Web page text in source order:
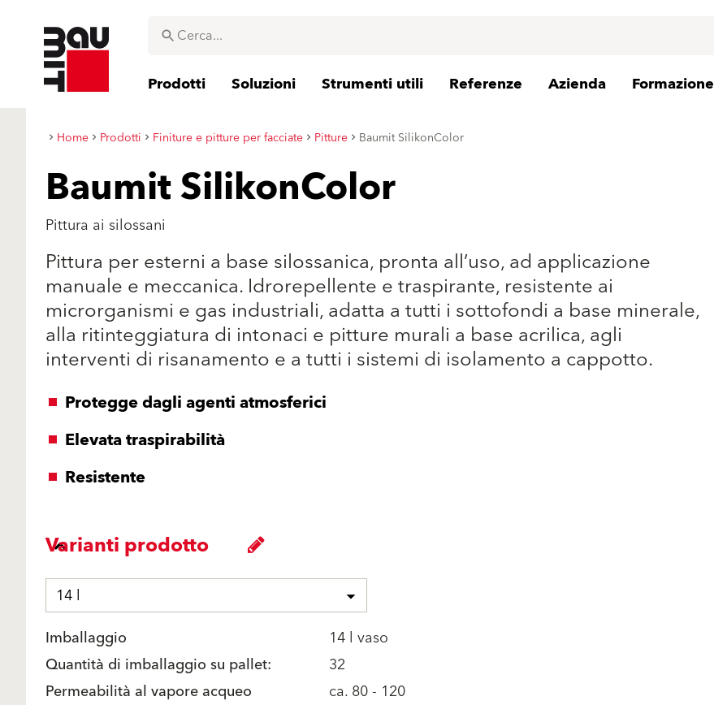
Prodotti Soluzioni Strumenti utili Referenze Azienda Formazione
Home Prodotti Finiture e pitture per facciate Pitture Baumit SilikonColor
Baumit SilikonColor
Pittura ai silossani
Pittura per esterni a base silossanica, pronta all’uso, ad applicazione
manuale e meccanica. Idrorepellente e traspirante, resistente ai
microrganismi e gas industriali, adatta a tutti i sottofondi a base minerale,
alla ritinteggiatura di intonaci e pitture murali a base acrilica, agli
interventi di risanamento e a tutti i sistemi di isolamento a cappotto.
Protegge dagli agenti atmosferici
Elevata traspirabilità
Resistente
Varianti prodotto
14 l
Imballaggio
14 l vaso
Quantità di imballaggio su pallet:
32
Permeabilità al vapore acqueo
ca. 80 - 120